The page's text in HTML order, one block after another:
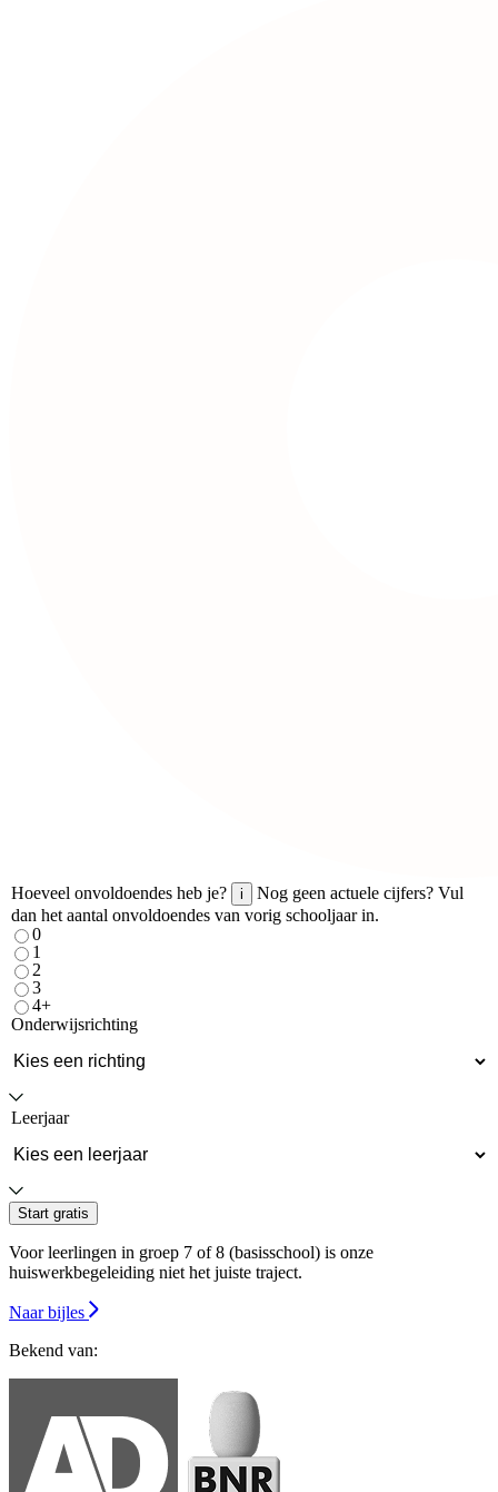
Hoeveel onvoldoendes heb je? i
Nog geen actuele cijfers? Vul
dan het aantal onvoldoendes van vorig schooljaar in.
0
1
2
3
4+
Onderwijsrichting
Leerjaar
Start gratis
Voor leerlingen in groep 7 of 8 (basisschool) is onze
huiswerkbegeleiding niet het juiste traject.
Naar bijles
Bekend van: